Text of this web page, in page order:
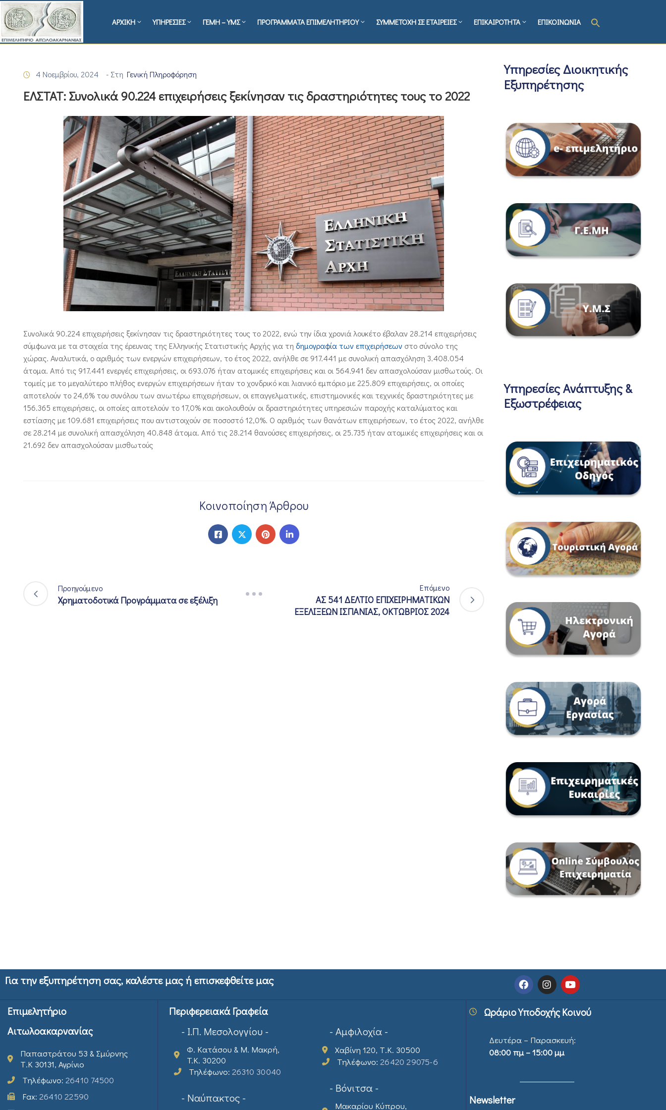
ΑΡΧΙΚΗ ΥΠΗΡΕΣΙΕΣ ΓΕΜΗ – ΥΜΣ ΠΡΟΓΡΑΜΜΑΤΑ ΕΠΙΜΕΛΗΤΗΡΙΟΥ ΣΥΜΜΕΤΟΧΗ ΣΕ ΕΤΑΙΡΕΙΕΣ ΕΠΙΚΑΙΡΟΤΗΤΑ ΕΠΙΚΟΙΝΩΝΙΑ
4 Νοεμβρίου, 2024 - Στη Γενική Πληροφόρηση
ΕΛΣΤΑΤ: Συνολικά 90.224 επιχειρήσεις ξεκίνησαν τις δραστηριότητες τους το 2022
Συνολικά 90.224 επιχειρήσεις ξεκίνησαν τις δραστηριότητες τους το 2022, ενώ την ίδια χρονιά λουκέτο έβαλαν 28.214 επιχειρήσεις
σύμφωνα με τα στοιχεία της έρευνας της Ελληνικής Στατιστικής Αρχής για τη δημογραφία των επιχειρήσεων στο σύνολο της
χώρας. Αναλυτικά, ο αριθμός των ενεργών επιχειρήσεων, το έτος 2022, ανήλθε σε 917.441 με συνολική απασχόληση 3.408.054
άτομα. Από τις 917.441 ενεργές επιχειρήσεις, οι 693.076 ήταν ατομικές επιχειρήσεις και οι 564.941 δεν απασχολούσαν μισθωτούς. Οι
τομείς με το μεγαλύτερο πλήθος ενεργών επιχειρήσεων ήταν το χονδρικό και λιανικό εμπόριο με 225.809 επιχειρήσεις, οι οποίες
αποτελούν το 24,6% του συνόλου των ανωτέρω επιχειρήσεων, οι επαγγελματικές, επιστημονικές και τεχνικές δραστηριότητες με
156.365 επιχειρήσεις, οι οποίες αποτελούν το 17,0% και ακολουθούν οι δραστηριότητες υπηρεσιών παροχής καταλύματος και
εστίασης με 109.681 επιχειρήσεις που αντιστοιχούν σε ποσοστό 12,0%. Ο αριθμός των θανάτων επιχειρήσεων, το έτος 2022, ανήλθε
σε 28.214 με συνολική απασχόληση 40.848 άτομα. Από τις 28.214 θανούσες επιχειρήσεις, οι 25.735 ήταν ατομικές επιχειρήσεις και οι
21.692 δεν απασχολούσαν μισθωτούς
Κοινοποίηση Άρθρου
Προηγούμενο
Χρηματοδοτικά Προγράμματα σε εξέλιξη
Επόμενο
ΑΣ 541 ΔΕΛΤΙΟ ΕΠΙΧΕΙΡΗΜΑΤΙΚΩΝ
ΕΞΕΛΙΞΕΩΝ ΙΣΠΑΝΙΑΣ, ΟΚΤΩΒΡΙΟΣ 2024
Υπηρεσίες Διοικητικής
Εξυπηρέτησης
Υπηρεσίες Ανάπτυξης &
Εξωστρέφειας
Για την εξυπηρέτηση σας, καλέστε μας ή επισκεφθείτε μας
Επιμελητήριο
Αιτωλοακαρνανίας
Παπαστράτου 53 & Σμύρνης
Τ.Κ 30131, Αγρίνιο
Τηλέφωνο: 26410 74500
Fax: 26410 22590
Περιφερειακά Γραφεία
- Ι.Π. Μεσολογγίου -
Φ. Κατάσου & Μ. Μακρή,
T.K. 30200
Τηλέφωνο: 26310 30040
- Ναύπακτος -
- Αμφιλοχία -
Χαβίνη 120, Τ.Κ. 30500
Τηλέφωνο:26420 29075-6
- Βόνιτσα -
Μακαρίου Κύπρου,
Ωράριο Υποδοχής Κοινού
Δευτέρα – Παρασκευή:
08:00 πμ – 15:00 μμ
Newsletter